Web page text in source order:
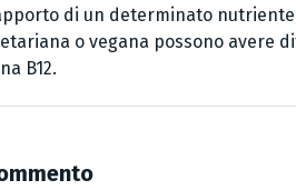
di un determinato
o vegana possono avere
B12.